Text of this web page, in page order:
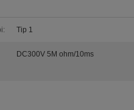
Tip 1
DC300V 5M ohm/10ms